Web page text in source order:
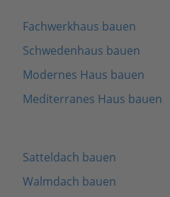
Fachwerkhaus bauen
Schwedenhaus bauen
Modernes Haus bauen
Mediterranes Haus bauen
Satteldach bauen
Walmdach bauen